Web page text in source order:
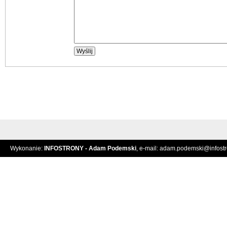
Wykonanie: INFOSTRONY - Adam Podemski, e-mail: